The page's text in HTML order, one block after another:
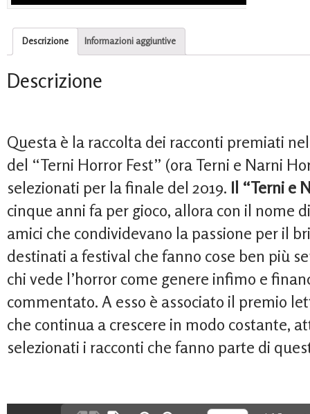
Descrizione Informazioni aggiuntive
Descrizione
Questa è la raccolta dei racconti premiati
del “Terni Horror Fest” (ora Terni e Narni
selezionati per la finale del 2019. Il “Terni e
cinque anni fa per gioco, allora con il nome
amici che condividevano la passione per il
destinati a festival che fanno cose ben più
chi vede l’horror come genere infimo e
commentato. A esso è associato il premio
che continua a crescere in modo costante,
selezionati i racconti che fanno parte di